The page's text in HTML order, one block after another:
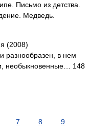
Письмо из детства.
Медведь.
(2008)
разнообразен, в нем
необыкновенные… 148
7 8
9